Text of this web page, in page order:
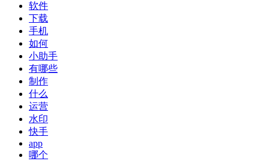
软件
下载
手机
如何
小助手
有哪些
制作
什么
运营
水印
快手
app
哪个